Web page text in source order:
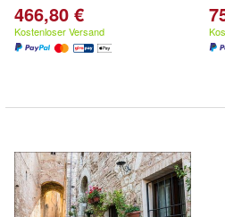
466,80 €
Kostenloser Versand